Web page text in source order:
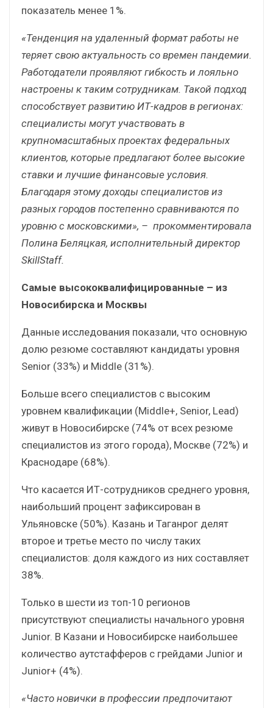
показатель менее 1%.
«Тенденция на удаленный формат работы не
теряет свою актуальность со времен пандемии.
Работодатели проявляют гибкость и лояльно
настроены к таким сотрудникам. Такой подход
способствует развитию ИТ-кадров в регионах:
специалисты могут участвовать в
крупномасштабных проектах федеральных
клиентов, которые предлагают более высокие
ставки и лучшие финансовые условия.
Благодаря этому доходы специалистов из
разных городов постепенно сравниваются по
уровню с московскими», – прокомментировала
Полина Беляцкая, исполнительный директор
SkillStaff.
Самые высококвалифицированные – из
Новосибирска и Москвы
Данные исследования показали, что основную
долю резюме составляют кандидаты уровня
Senior (33%) и Middle (31%).
Больше всего специалистов с высоким
уровнем квалификации (Middle+, Senior, Lead)
живут в Новосибирске (74% от всех резюме
специалистов из этого города), Москве (72%) и
Краснодаре (68%).
Что касается ИТ-сотрудников среднего уровня,
наибольший процент зафиксирован в
Ульяновске (50%). Казань и Таганрог делят
второе и третье место по числу таких
специалистов: доля каждого из них составляет
38%.
Только в шести из топ-10 регионов
присутствуют специалисты начального уровня
Junior. В Казани и Новосибирске наибольшее
количество аутстафферов с грейдами Junior и
Junior+ (4%).
«Часто новички в профессии предпочитают